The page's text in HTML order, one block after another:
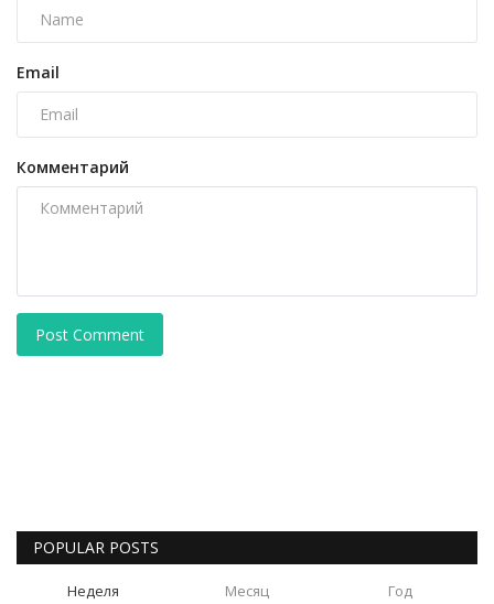
Email
Комментарий
Post Comment
POPULAR POSTS
Неделя Месяц Год